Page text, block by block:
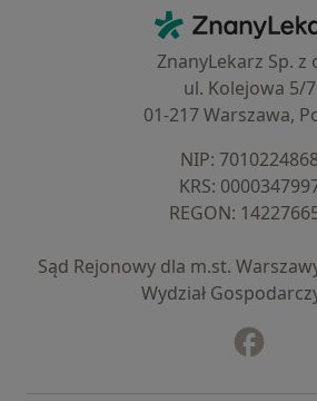
ZnanyLekarz Sp. z
ul. Kolejowa 5/7
01-217 Warszawa,
NIP:
KRS:
REGON:
Sąd Rejonowy dla m.st.
Wydział